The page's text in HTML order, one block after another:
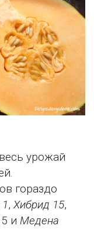
урожай
гораздо
, Хибрид 15,
и Медена